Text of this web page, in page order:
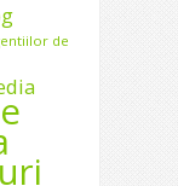
de